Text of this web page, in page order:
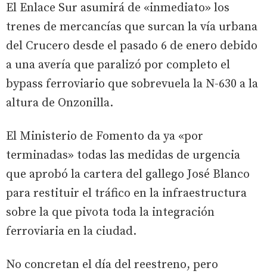
El Enlace Sur asumirá de «inmediato» los
trenes de mercancías que surcan la vía urbana
del Crucero desde el pasado 6 de enero debido
a una avería que paralizó por completo el
bypass ferroviario que sobrevuela la N-630 a la
altura de Onzonilla.
El Ministerio de Fomento da ya «por
terminadas» todas las medidas de urgencia
que aprobó la cartera del gallego José Blanco
para restituir el tráfico en la infraestructura
sobre la que pivota toda la integración
ferroviaria en la ciudad.
No concretan el día del reestreno, pero